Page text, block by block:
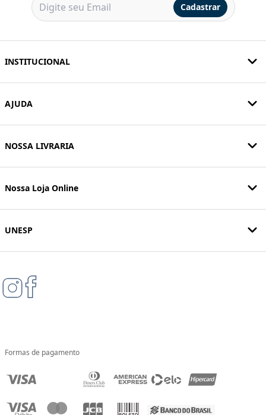
Cadastrar
INSTITUCIONAL
AJUDA
NOSSA LIVRARIA
Nossa Loja Online
UNESP
Formas de pagamento